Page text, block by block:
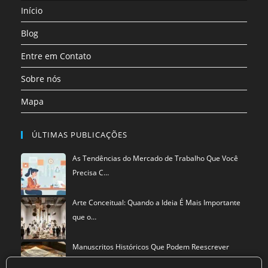
nova
aba
Início
Blog
Entre em Contato
Sobre nós
Mapa
ÚLTIMAS PUBLICAÇÕES
As Tendências do Mercado de Trabalho Que Você
Precisa C…
Arte Conceitual: Quando a Ideia É Mais Importante
que o…
Manuscritos Históricos Que Podem Reescrever